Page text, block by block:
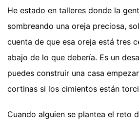
He estado en talleres donde la
sombreando una oreja preciosa,
cuenta de que esa oreja está tres
abajo de lo que debería. Es un
puedes construir una casa
cortinas si los cimientos están
Cuando alguien se plantea el reto